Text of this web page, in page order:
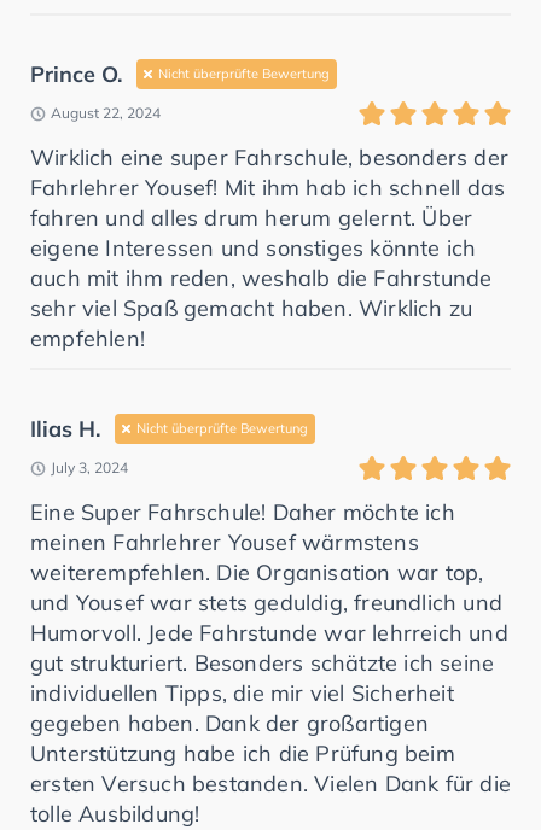
Prince O. Nicht überprüfte Bewertung
August 22, 2024
Wirklich eine super Fahrschule, besonders der
Fahrlehrer Yousef! Mit ihm hab ich schnell das
fahren und alles drum herum gelernt. Über
eigene Interessen und sonstiges könnte ich
auch mit ihm reden, weshalb die Fahrstunde
sehr viel Spaß gemacht haben. Wirklich zu
empfehlen!
Ilias H. Nicht überprüfte Bewertung
July 3, 2024
Eine Super Fahrschule! Daher möchte ich
meinen Fahrlehrer Yousef wärmstens
weiterempfehlen. Die Organisation war top,
und Yousef war stets geduldig, freundlich und
Humorvoll. Jede Fahrstunde war lehrreich und
gut strukturiert. Besonders schätzte ich seine
individuellen Tipps, die mir viel Sicherheit
gegeben haben. Dank der großartigen
Unterstützung habe ich die Prüfung beim
ersten Versuch bestanden. Vielen Dank für die
tolle Ausbildung!